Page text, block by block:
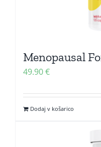
Menopausal
49.90€
Dodaj v košarico